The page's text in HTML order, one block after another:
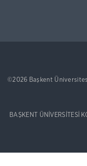
©2026 Başkent
BAŞKENT ÜNİVERSİTESİ